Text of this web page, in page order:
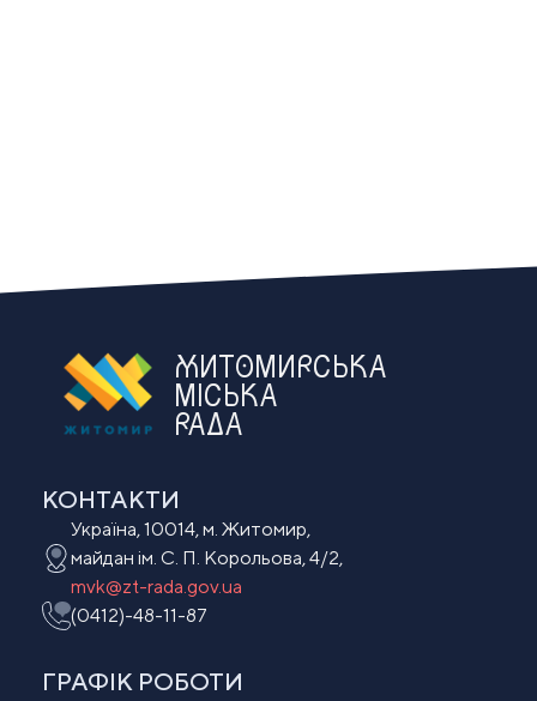
ЖИТОМИРСЬКА
МІСЬКА
РАДА
КОНТАКТИ
Україна, 10014, м. Житомир,
майдан ім. С. П. Корольова, 4/2,
mvk@zt-rada.gov.ua
(0412)-48-11-87
ГРАФІК РОБОТИ